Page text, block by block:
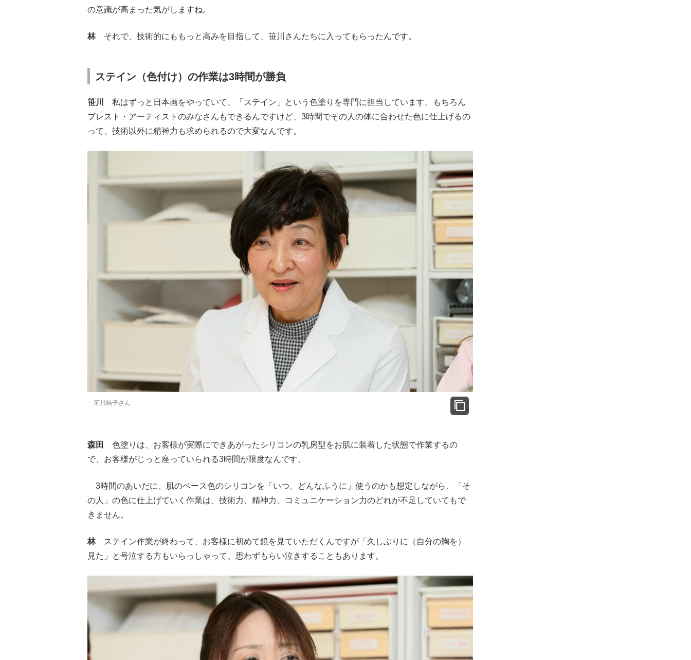
の意識が高まった気がしますね。
林それで、技術的にももっと高みを目指して、笹川さんたちに入ってもらったんです。
ステイン（色付け）の作業は3時間が勝負
笹川
私はずっと日本画をやっていて、「ステイン」という色塗りを専門に担当しています。もちろん
ブレスト・アーティストのみなさんもできるんですけど、3時間でその人の体に合わせた色に仕上げるの
って、技術以外に精神力も求められるので大変なんです。
笹川純子さん
森田
色塗りは、お客様が実際にできあがったシリコンの乳房型をお肌に装着した状態で作業するの
で、お客様がじっと座っていられる3時間が限度なんです。
3時間のあいだに、肌のベース色のシリコンを「いつ、どんなふうに」使うのかも想定しながら、「そ
の人」の色に仕上げていく作業は、技術力、精神力、コミュニケーション力のどれが不足していてもで
きません。
林ステイン作業が終わって、お客様に初めて鏡を見ていただくんですが「久しぶりに（自分の胸を）
見た」と号泣する方もいらっしゃって、思わずもらい泣きすることもあります。